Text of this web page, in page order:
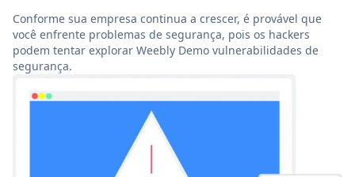
Conforme sua empresa continua a crescer, é provável que
você enfrente problemas de segurança, pois os hackers
podem tentar explorar Weebly Demo vulnerabilidades de
segurança.